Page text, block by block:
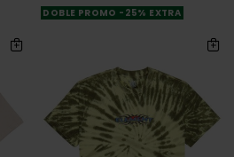
DOBLE PROMO -25% EXTRA